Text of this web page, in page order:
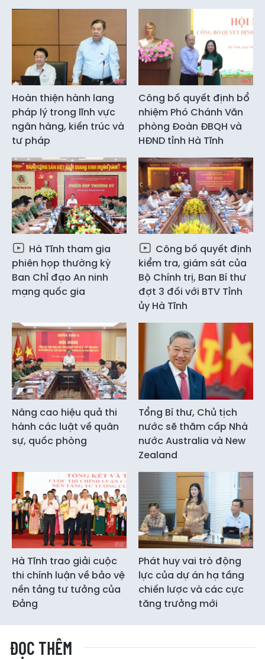
Hoàn thiện hành lang
pháp lý trong lĩnh vực
ngân hàng, kiến trúc và
tư pháp
Công bố quyết định bổ
nhiệm Phó Chánh Văn
phòng Đoàn ĐBQH và
HĐND tỉnh Hà Tĩnh
Hà Tĩnh tham gia
phiên họp thường kỳ
Ban Chỉ đạo An ninh
mạng quốc gia
Công bố quyết định
kiểm tra, giám sát của
Bộ Chính trị, Ban Bí thư
đợt 3 đối với BTV Tỉnh
ủy Hà Tĩnh
Nâng cao hiệu quả thi
hành các luật về quân
sự, quốc phòng
Tổng Bí thư, Chủ tịch
nước sẽ thăm cấp Nhà
nước Australia và New
Zealand
Hà Tĩnh trao giải cuộc
thi chính luận về bảo vệ
nền tảng tư tưởng của
Đảng
Phát huy vai trò động
lực của dự án hạ tầng
chiến lược và các cực
tăng trưởng mới
ĐỌC THÊM